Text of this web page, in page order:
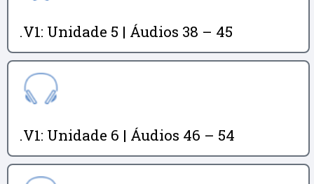
.V1: Unidade 5 | Áudios 38 – 45
.V1: Unidade 6 | Áudios 46 – 54